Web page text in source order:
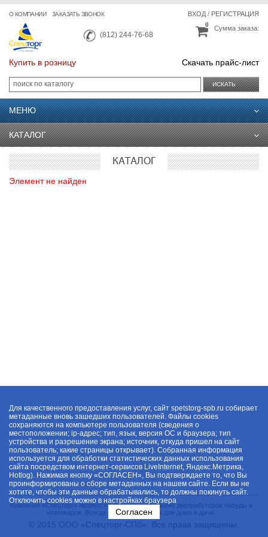
О КОМПАНИИ ЗАКАЗАТЬ ЗВОНОК
(812) 244-76-68
ВХОД/ РЕГИСТРАЦИЯ
Сумма заказа:
0
Купить в розницу Скачать прайс-лист
ИСКАТЬ
МЕНЮ
КАТАЛОГ
КАТАЛОГ
Элемент не найден
Компания «Спецторг» является одним из крупнейших дистрибуторов посуды и
хозтоваров. Всегда в наличии товары для дома и дачи.
© 2015 ООО «Спецторг-СПб». Все права защищены.
Для качественного предоставления услуг, сайт spetstorg-spb.ru собирает
метаданные вновь зашедших пользователей. Файлы cookies
сохраняются на компьютере пользователя (сведения о
местоположении; ip-адрес; тип, язык, версия ОС и браузера; тип
устройства и разрешение экрана; источник, откуда пришел на сайт
пользователь; какие страницы открывает). Собранная информация
используется для обработки статистических данных использования
сайта посредством интернет-сервисов LiveInternet, Яндекс.Метрика,
Hotlog). Нажимая кнопку «СОГЛАСЕН», Вы подтверждаете то, что Вы
проинформированы о сборе метаданных на нашем сайте. Если вы не
хотите, чтобы эти данные обрабатывались, то должны покинуть сайт.
Отключить cookies можно в настройках браузера
Согласен